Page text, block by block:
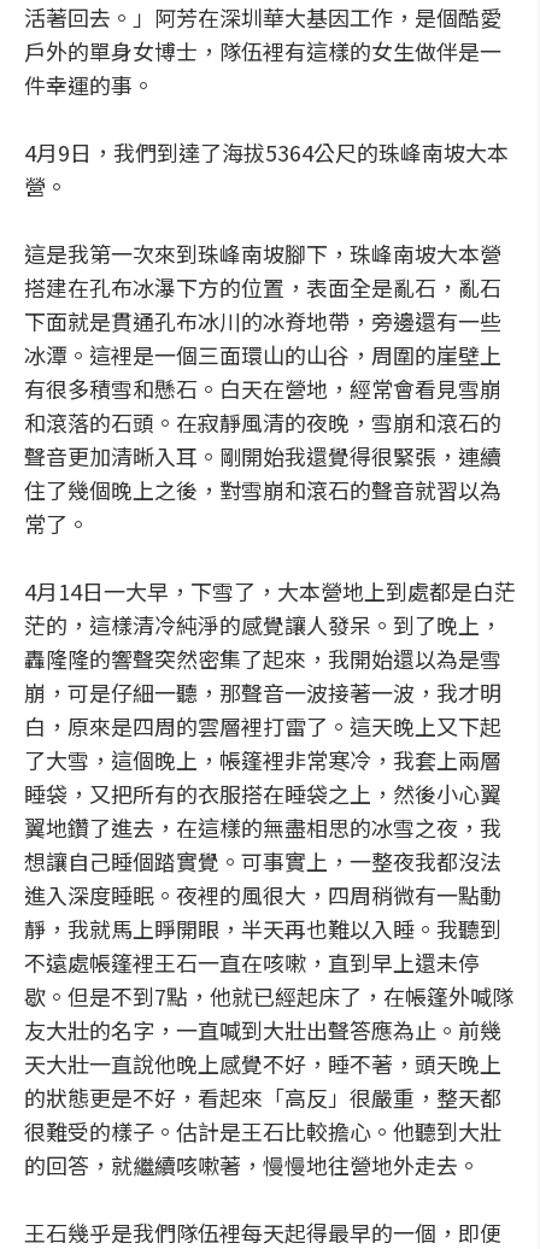
活著回去。」阿芳在深圳華大基因工作，是個酷愛
戶外的單身女博士，隊伍裡有這樣的女生做伴是一
件幸運的事。
4月9日，我們到達了海拔5364公尺的珠峰南坡大本
營。
這是我第一次來到珠峰南坡腳下，珠峰南坡大本營
搭建在孔布冰瀑下方的位置，表面全是亂石，亂石
下面就是貫通孔布冰川的冰脊地帶，旁邊還有一些
冰潭。這裡是一個三面環山的山谷，周圍的崖壁上
有很多積雪和懸石。白天在營地，經常會看見雪崩
和滾落的石頭。在寂靜風清的夜晚，雪崩和滾石的
聲音更加清晰入耳。剛開始我還覺得很緊張，連續
住了幾個晚上之後，對雪崩和滾石的聲音就習以為
常了。
4月14日一大早，下雪了，大本營地上到處都是白茫
茫的，這樣清冷純淨的感覺讓人發呆。到了晚上，
轟隆隆的響聲突然密集了起來，我開始還以為是雪
崩，可是仔細一聽，那聲音一波接著一波，我才明
白，原來是四周的雲層裡打雷了。這天晚上又下起
了大雪，這個晚上，帳篷裡非常寒冷，我套上兩層
睡袋，又把所有的衣服搭在睡袋之上，然後小心翼
翼地鑽了進去，在這樣的無盡相思的冰雪之夜，我
想讓自己睡個踏實覺。可事實上，一整夜我都沒法
進入深度睡眠。夜裡的風很大，四周稍微有一點動
靜，我就馬上睜開眼，半天再也難以入睡。我聽到
不遠處帳篷裡王石一直在咳嗽，直到早上還未停
歇。但是不到7點，他就已經起床了，在帳篷外喊隊
友大壯的名字，一直喊到大壯出聲答應為止。前幾
天大壯一直說他晚上感覺不好，睡不著，頭天晚上
的狀態更是不好，看起來「高反」很嚴重，整天都
很難受的樣子。估計是王石比較擔心。他聽到大壯
的回答，就繼續咳嗽著，慢慢地往營地外走去。
王石幾乎是我們隊伍裡每天起得最早的一個，即便